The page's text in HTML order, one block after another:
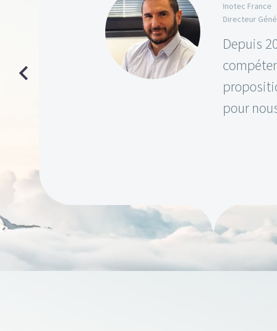
Inotec France
Directeur
Depuis
pour